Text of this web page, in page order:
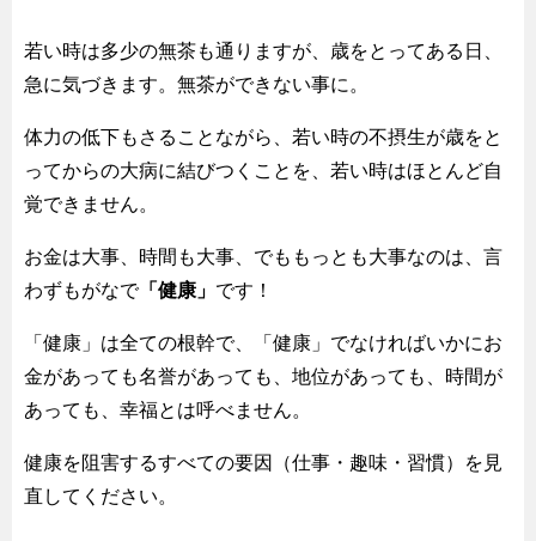
若い時は多少の無茶も通りますが、歳をとってある日、
急に気づきます。無茶ができない事に。
体力の低下もさることながら、若い時の不摂生が歳をと
ってからの大病に結びつくことを、若い時はほとんど自
覚できません。
お金は大事、時間も大事、でももっとも大事なのは、言
わずもがなで「健康」 です！
「健康」は全ての根幹で、「健康」でなければいかにお
金があっても名誉があっても、地位があっても、時間が
あっても、幸福とは呼べません。
健康を阻害するすべての要因（仕事・趣味・習慣）を見
直してください。